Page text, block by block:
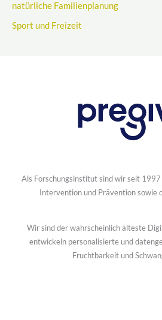
natürliche Familienplanung
Sport und Freizeit
Als Forschungsinstitut sind wir seit
Intervention und Prävention sowie
Wir sind der wahrscheinlich älteste
entwickeln personalisierte und
Fruchtbarkeit und